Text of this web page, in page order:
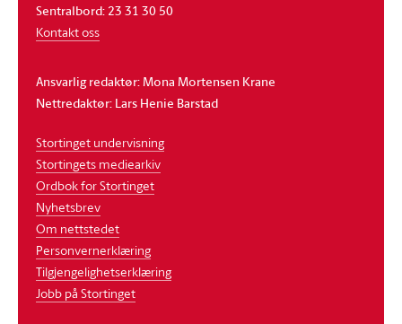
Sentralbord: 23 31 30 50
Kontakt oss
Ansvarlig redaktør: Mona Mortensen Krane
Nettredaktør: Lars Henie Barstad
Stortinget undervisning
Stortingets mediearkiv
Ordbok for Stortinget
Nyhetsbrev
Om nettstedet
Personvernerklæring
Tilgjengelighetserklæring
Jobb på Stortinget